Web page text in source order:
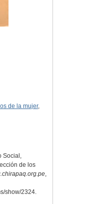
de la mujer,
Social,
de los
,
show/2324.